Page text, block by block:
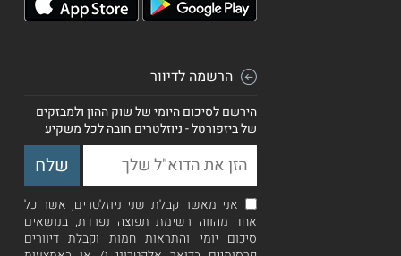
הרשמה לדיוור
הירשם לסיכום היומי של שוק ההון ולמבזקים
של ביזפורטל - ניוזלטרים חובה לכל משקיע
אני מאשר קבלת שני ניוזלטרים, אשר כל
אחד מהווה רשימת תפוצה נפרדת, בנושאים
סיכום יומי והתראות חמות וקבלת דיוורים